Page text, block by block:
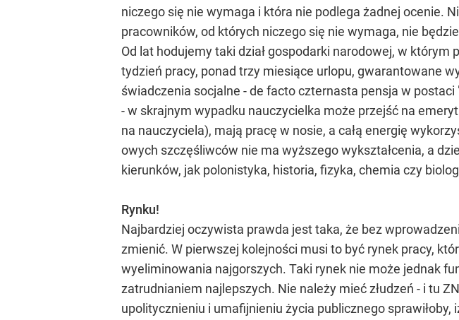
niczego się nie wymaga i która nie podlega żadnej ocenie.
pracowników, od których niczego się nie wymaga, nie
Od lat hodujemy taki dział gospodarki narodowej, w
tydzień pracy, ponad trzy miesiące urlopu, gwarantowane
świadczenia socjalne - de facto czternasta pensja w
- w skrajnym wypadku nauczycielka może przejść na
na nauczyciela), mają pracę w nosie, a całą energię
owych szczęśliwców nie ma wyższego wykształcenia, a
kierunków, jak polonistyka, historia, fizyka, chemia czy
Rynku!
Najbardziej oczywista prawda jest taka, że bez
zmienić. W pierwszej kolejności musi to być rynek pracy,
wyeliminowania najgorszych. Taki rynek nie może jednak
zatrudnianiem najlepszych. Nie należy mieć złudzeń - i tu
upolitycznieniu i umafijnieniu życia publicznego